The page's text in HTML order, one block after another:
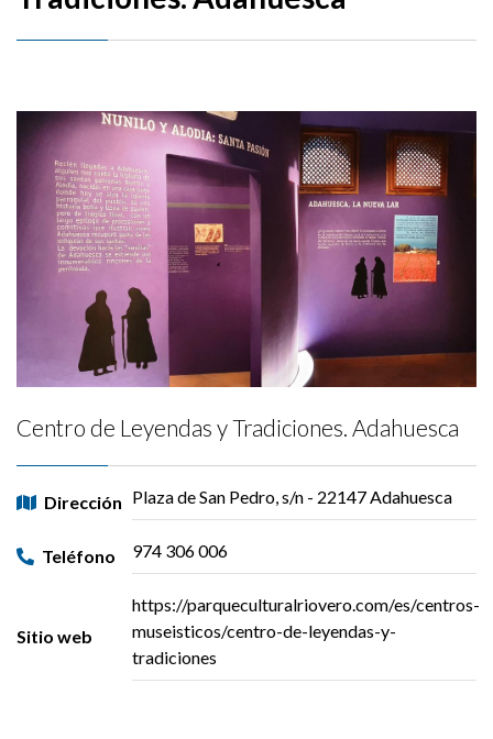
Centro de Leyendas y Tradiciones. Adahuesca
Dirección Plaza de San Pedro, s/n - 22147 Adahuesca
Teléfono 974 306 006
Sitio web
https://parqueculturalriovero.com/es/centros-
museisticos/centro-de-leyendas-y-
tradiciones